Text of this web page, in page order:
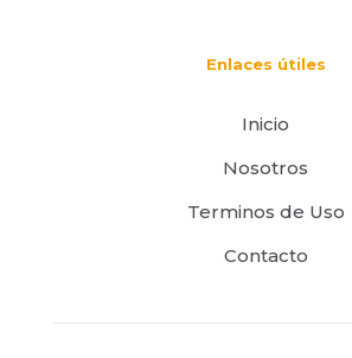
Enlaces útiles
Inicio
Nosotros
Terminos de Uso
Contacto